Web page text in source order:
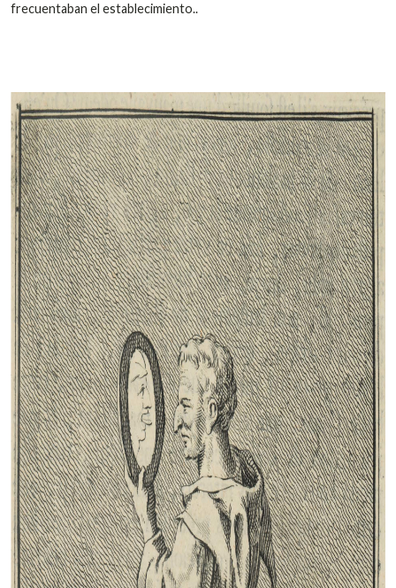
frecuentaban el establecimiento..